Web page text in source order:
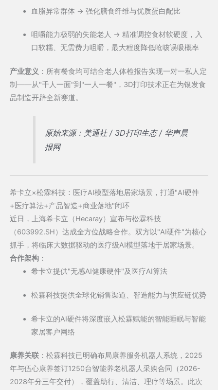
血脂异常群体 → 强化膳食纤维与优质蛋白配比
咀嚼能力极弱的失能老人 → 精准调控食材软硬度，入
口软糯、无需费力咀嚼，最大程度降低呛咳误吸概率
产业意义 ：所有餐食均可结合老人体检报告实现一对一私人定
制——从"千人一面"到"一人一餐"，3D打印技术正在为银发食
品制造开辟全新赛道。
原始来源：美通社 / 3D打印生态 / 华声晨
报网
希卡立×松霖科技：医疗AI模型落地居家场景，打通"AI硬件
+医疗算法+产品智造+商业落地"闭环
近日，上海希卡立（Hecaray）宣布与松霖科技
（603992.SH）达成全方位战略合作。双方以"AI硬件"为核心
抓手，将临床大数据驱动的医疗级AI模型落地于居家场景。
合作架构 ：
希卡立提供"无感AI健康硬件"及医疗AI算法
松霖科技提供全球化销售渠道、智造能力与供应链优势
希卡立的AI硬件将深度嵌入松霖赋能的智能睡眠与智能
家居客户网络
康养关联 ：松霖科技已明确布局康养服务机器人系统，2025
年与伍心康养签订1250台智能养老机器人采购合同（2026-
2028年分三年交付），覆盖助行、清洁、理疗等场景。此次